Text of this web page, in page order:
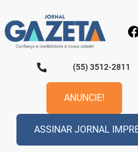
para
o
conteúdo
(55) 3512-2811
ANUNCIE!
ASSINAR JORNAL